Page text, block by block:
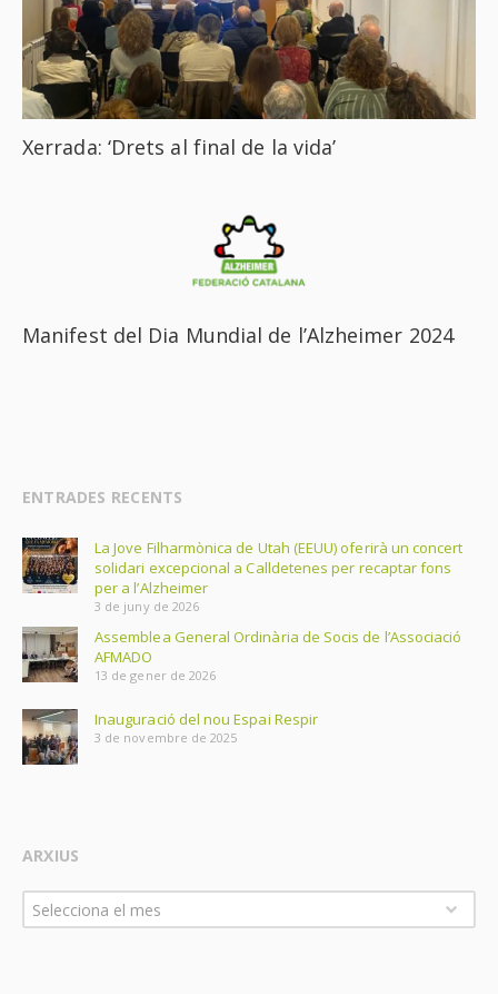
Xerrada: ‘Drets al final de la vida’
Manifest del Dia Mundial de l’Alzheimer 2024
ENTRADES RECENTS
La Jove Filharmònica de Utah (EEUU) oferirà un concert
solidari excepcional a Calldetenes per recaptar fons
per a l’Alzheimer
3 de juny de 2026
Assemblea General Ordinària de Socis de l’Associació
AFMADO
13 de gener de 2026
Inauguració del nou Espai Respir
3 de novembre de 2025
ARXIUS
Arxius
Selecciona el mes